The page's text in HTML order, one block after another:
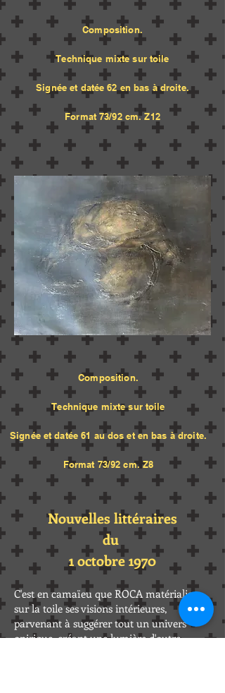
Composition.
Technique mixte sur toile
Signée et datée 62 en bas à droite.
Format 73/92 cm. Z12
Composition.
Technique mixte sur toile
Signée et datée 61 au dos et en bas à droite.
Format 73/92 cm. Z8
Nouvelles littéraires
du
1 octobre 1970
C'est en camaïeu que ROCA matérialise
sur la toile ses visions intérieures,
parvenant à suggérer tout un univers
onirique, créant une lumière d'outre